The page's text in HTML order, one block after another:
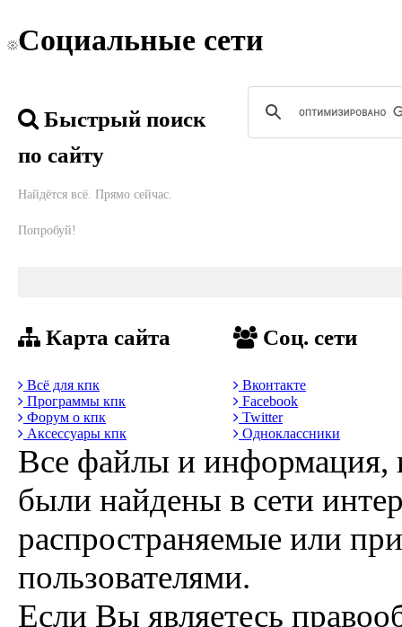
Социальные сети
Быстрый поиск
по сайту
Найдётся всё. Прямо сейчас.
Попробуй!
Карта сайта
Всё для кпк
Программы кпк
Форум о кпк
Аксессуары кпк
Соц. сети
Вконтакте
Facebook
Twitter
Одноклассники
Все файлы и информация,
были найдены в сети
распространяемые или
пользователями.
Если Вы являетесь